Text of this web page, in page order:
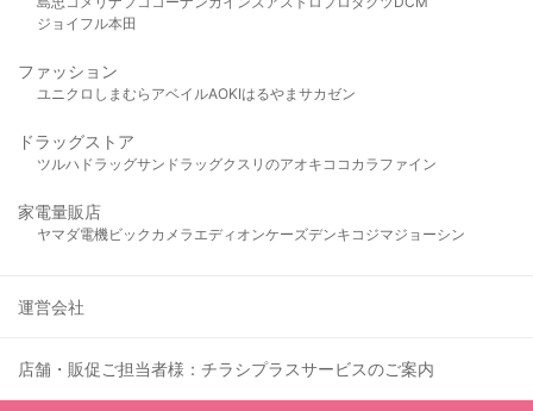
ジョイフル本田
ファッション
ユニクロ しまむら アベイルAOKIはるやま サカゼン
ドラッグストア
ツルハドラッグサンドラッグクスリのアオキ ココカラファイン
家電量販店
ヤマダ電機ビックカメラ エディオンケーズデンキ コジマジョーシン
運営会社
店舗・販促ご担当者様：チラシプラスサービスのご案内